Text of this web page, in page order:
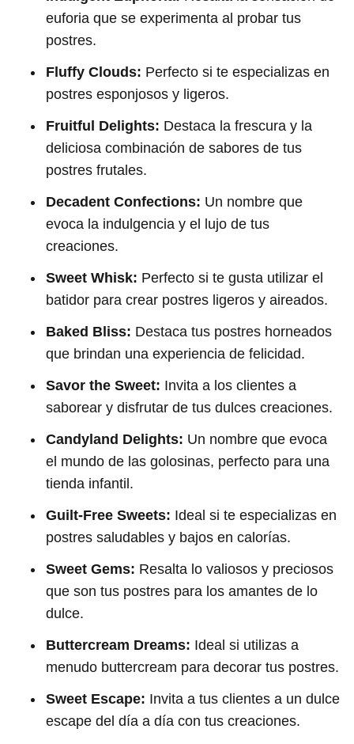
euforia que se experimenta al probar tus
postres.
Fluffy Clouds: Perfecto si te especializas en
postres esponjosos y ligeros.
Fruitful Delights: Destaca la frescura y la
deliciosa combinación de sabores de tus
postres frutales.
Decadent Confections: Un nombre que
evoca la indulgencia y el lujo de tus
creaciones.
Sweet Whisk: Perfecto si te gusta utilizar el
batidor para crear postres ligeros y aireados.
Baked Bliss: Destaca tus postres horneados
que brindan una experiencia de felicidad.
Savor the Sweet: Invita a los clientes a
saborear y disfrutar de tus dulces creaciones.
Candyland Delights: Un nombre que evoca
el mundo de las golosinas, perfecto para una
tienda infantil.
Guilt-Free Sweets: Ideal si te especializas en
postres saludables y bajos en calorías.
Sweet Gems: Resalta lo valiosos y preciosos
que son tus postres para los amantes de lo
dulce.
Buttercream Dreams: Ideal si utilizas a
menudo buttercream para decorar tus postres.
Sweet Escape: Invita a tus clientes a un dulce
escape del día a día con tus creaciones.